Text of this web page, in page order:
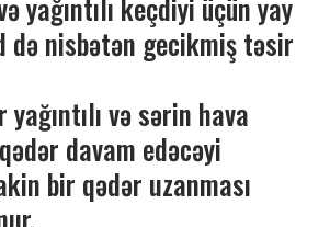
yağıntılı keçdiyi üçün yay
də nisbətən gecikmiş təsir
və sərin hava
davam edəcəyi
bir qədər uzanması